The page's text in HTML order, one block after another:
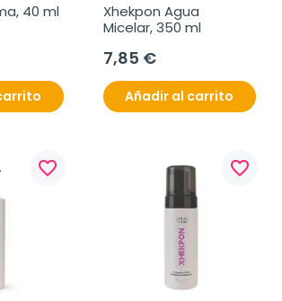
40 ml
Xhekpon Agua
Micelar, 350 ml
7,85 €
Añadir al carrito
favorite_border favorite_border